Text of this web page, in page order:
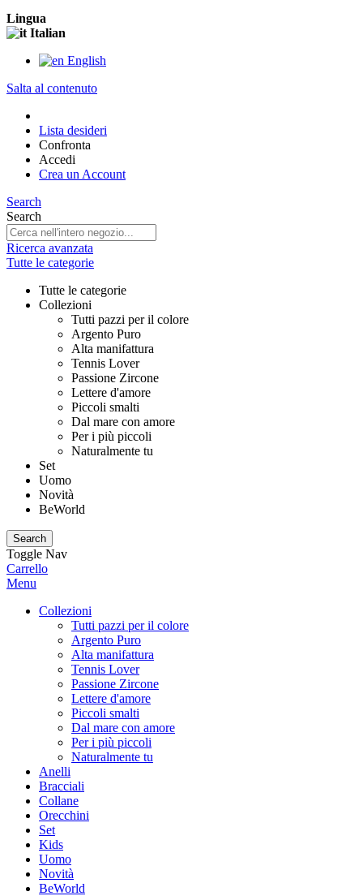
Lingua
Italian
English
Salta al contenuto
Lista desideri
Confronta
Accedi
Crea un Account
Search
Search
Ricerca avanzata
Tutte le categorie
Tutte le categorie
Collezioni
Tutti pazzi per il colore
Argento Puro
Alta manifattura
Tennis Lover
Passione Zircone
Lettere d'amore
Piccoli smalti
Dal mare con amore
Per i più piccoli
Naturalmente tu
Set
Uomo
Novità
BeWorld
Search
Toggle Nav
Carrello
Menu
Collezioni
Tutti pazzi per il colore
Argento Puro
Alta manifattura
Tennis Lover
Passione Zircone
Lettere d'amore
Piccoli smalti
Dal mare con amore
Per i più piccoli
Naturalmente tu
Anelli
Bracciali
Collane
Orecchini
Set
Kids
Uomo
Novità
BeWorld